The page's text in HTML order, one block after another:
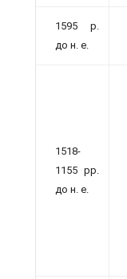
1595 р.
до н. е.
1518-
1155 рр.
до н. е.